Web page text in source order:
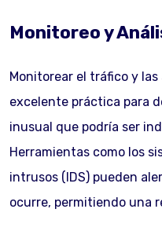
Monitoreo y
Monitorear el tráfico y
excelente práctica para
inusual que podría ser
Herramientas como los
intrusos (IDS) pueden
ocurre, permitiendo una